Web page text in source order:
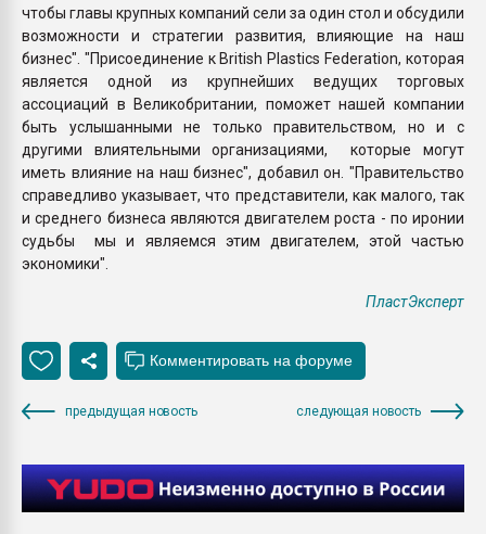
чтобы главы крупных компаний сели за один стол и обсудили
возможности и стратегии развития, влияющие на наш
бизнес". "Присоединение к British Plastics Federation, которая
является одной из крупнейших ведущих торговых
ассоциаций в Великобритании, поможет нашей компании
быть услышанными не только правительством, но и с
другими влиятельными организациями, которые могут
иметь влияние на наш бизнес", добавил он. "Правительство
справедливо указывает, что представители, как малого, так
и среднего бизнеса являются двигателем роста - по иронии
судьбы мы и являемся этим двигателем, этой частью
экономики".
ПластЭксперт
предыдущая новость следующая новость